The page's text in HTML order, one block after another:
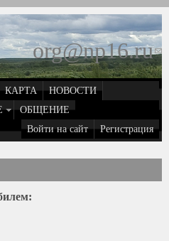
org@np16.ru
КАРТА
НОВОСТИ
ОБЩЕНИЕ
Войти на сайт
Регистрация